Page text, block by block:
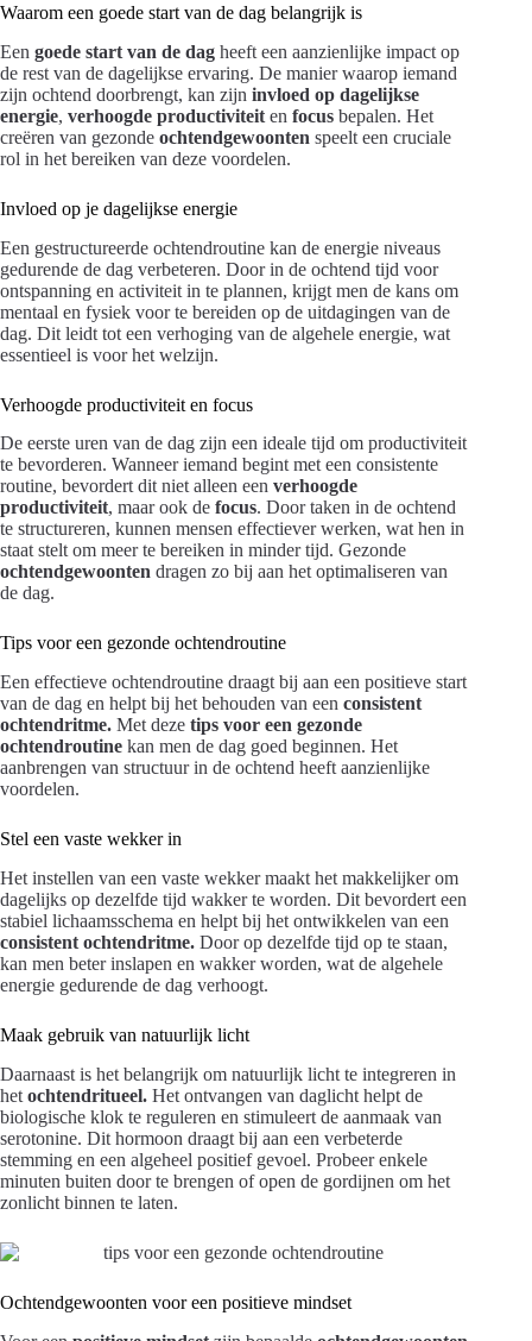
Waarom een goede start van de dag belangrijk is
Een goede start van de dag heeft een aanzienlijke impact op
de rest van de dagelijkse ervaring. De manier waarop iemand
zijn ochtend doorbrengt, kan zijn invloed op dagelijkse
energie, verhoogde productiviteit en focus bepalen. Het
creëren van gezonde ochtendgewoonten speelt een cruciale
rol in het bereiken van deze voordelen.
Invloed op je dagelijkse energie
Een gestructureerde ochtendroutine kan de energie niveaus
gedurende de dag verbeteren. Door in de ochtend tijd voor
ontspanning en activiteit in te plannen, krijgt men de kans om
mentaal en fysiek voor te bereiden op de uitdagingen van de
dag. Dit leidt tot een verhoging van de algehele energie, wat
essentieel is voor het welzijn.
Verhoogde productiviteit en focus
De eerste uren van de dag zijn een ideale tijd om productiviteit
te bevorderen. Wanneer iemand begint met een consistente
routine, bevordert dit niet alleen een verhoogde
productiviteit, maar ook de focus. Door taken in de ochtend
te structureren, kunnen mensen effectiever werken, wat hen in
staat stelt om meer te bereiken in minder tijd. Gezonde
ochtendgewoonten dragen zo bij aan het optimaliseren van
de dag.
Tips voor een gezonde ochtendroutine
Een effectieve ochtendroutine draagt bij aan een positieve start
van de dag en helpt bij het behouden van een consistent
ochtendritme. Met deze tips voor een gezonde
ochtendroutine kan men de dag goed beginnen. Het
aanbrengen van structuur in de ochtend heeft aanzienlijke
voordelen.
Stel een vaste wekker in
Het instellen van een vaste wekker maakt het makkelijker om
dagelijks op dezelfde tijd wakker te worden. Dit bevordert een
stabiel lichaamsschema en helpt bij het ontwikkelen van een
consistent ochtendritme. Door op dezelfde tijd op te staan,
kan men beter inslapen en wakker worden, wat de algehele
energie gedurende de dag verhoogt.
Maak gebruik van natuurlijk licht
Daarnaast is het belangrijk om natuurlijk licht te integreren in
het ochtendritueel. Het ontvangen van daglicht helpt de
biologische klok te reguleren en stimuleert de aanmaak van
serotonine. Dit hormoon draagt bij aan een verbeterde
stemming en een algeheel positief gevoel. Probeer enkele
minuten buiten door te brengen of open de gordijnen om het
zonlicht binnen te laten.
Ochtendgewoonten voor een positieve mindset